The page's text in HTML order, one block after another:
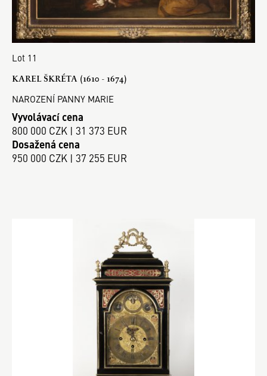
Lot 11
KAREL ŠKRÉTA (1610 - 1674)
NAROZENÍ PANNY MARIE
Vyvolávací cena
800 000 CZK | 31 373 EUR
Dosažená cena
950 000 CZK | 37 255 EUR